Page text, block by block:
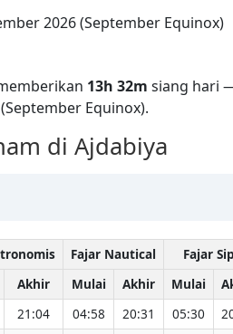
2026 (September Equinox)
13h 32m siang hari
Equinox).
di Ajdabiya
Fajar Nautical Fajar
Akhir Mulai Akhir Mulai
21:04 04:58 20:31 05:30